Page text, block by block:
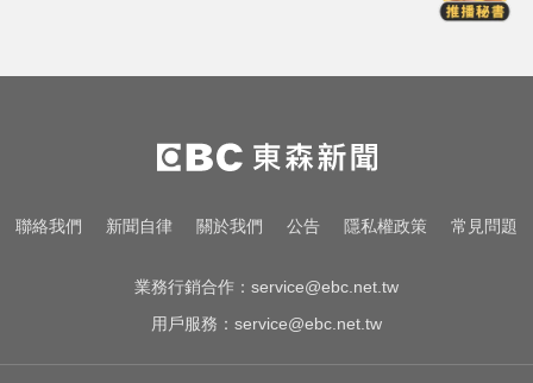
德喊：此時不生待何時
王凱過世還回棚內拍戲？製作人靈
堂喊：你殺青了
緯創股利2度延發史上首例 金管會
聯絡我們 新聞自律 關於我們 公告 隱私權政策 常見問題
業務行銷合作： service@ebc.net.tw
用戶服務： service@ebc.net.tw